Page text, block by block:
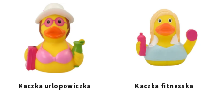
Kaczka urlopowiczka Kaczka fitnesska